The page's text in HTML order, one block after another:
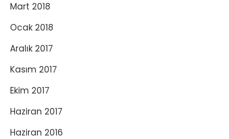
Mart 2018
Ocak 2018
Aralık 2017
Kasım 2017
Ekim 2017
Haziran 2017
Haziran 2016